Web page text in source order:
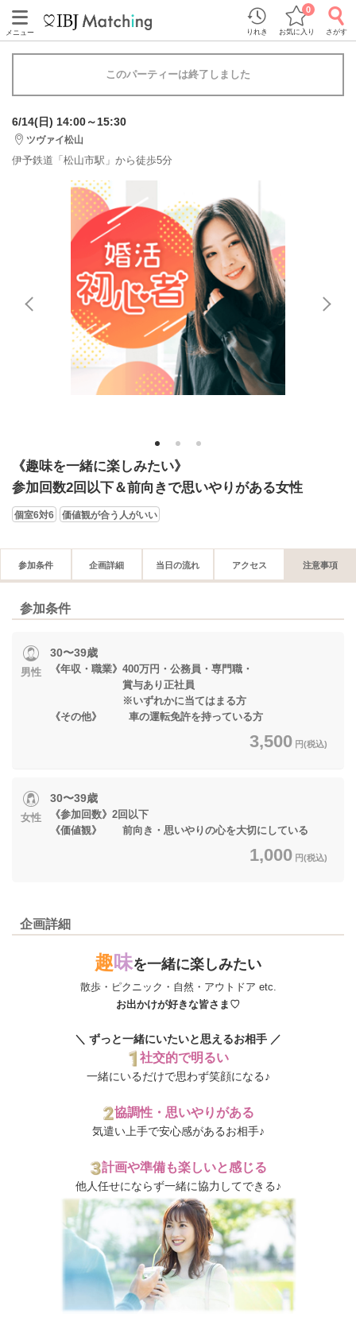
メニュー りれき お気に入り
0
さがす
このパーティーは終了しました
6/14(日) 14:00～15:30
ツヴァイ松山
伊予鉄道「松山市駅」から徒歩5分
1 2 3
《趣味を一緒に楽しみたい》
参加回数2回以下＆前向きで思いやりがある女性
個室6対6 価値観が合う人がいい
参加条件 企画詳細 当日の流れ アクセス 注意事項
参加条件
男性
30〜39歳
《年収・職業》400万円・公務員・専門職・
賞与あり正社員
※いずれかに当てはまる方
《その他》 車の運転免許を持っている方
3,500 円(税込)
女性
30〜39歳
《参加回数》2回以下
《価値観》 前向き・思いやりの心を大切にしている
1,000 円(税込)
企画詳細
趣味を一緒に楽しみたい
散歩・ピクニック・自然・アウトドア etc.
お出かけが好きな皆さま♡
＼ ずっと一緒にいたいと思えるお相手 ／
社交的で明るい
一緒にいるだけで思わず笑顔になる♪
協調性・思いやりがある
気遣い上手で安心感があるお相手♪
計画や準備も楽しいと感じる
他人任せにならず一緒に協力してできる♪